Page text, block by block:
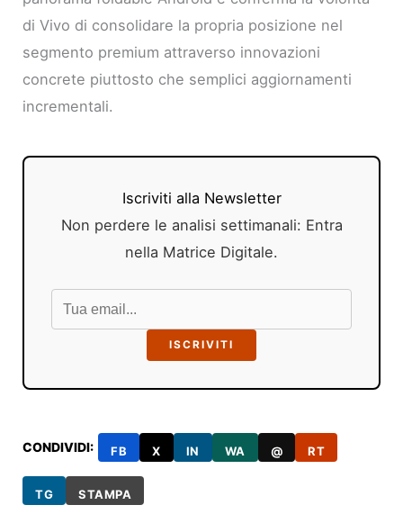
di Vivo di consolidare la propria posizione nel
segmento premium attraverso innovazioni
concrete piuttosto che semplici aggiornamenti
incrementali.
Iscriviti alla Newsletter
Non perdere le analisi settimanali: Entra
nella Matrice Digitale.
ISCRIVITI
CONDIVIDI: FB X IN WA @ RT
TG STAMPA